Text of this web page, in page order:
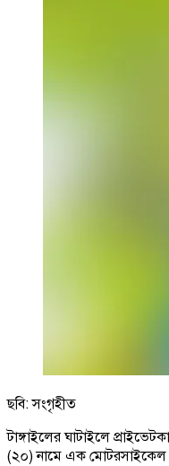
ছবি: সংগৃহীত
টাঙ্গাইলের ঘাটাইলে
(২০) নামে এক মোটরসাইকেল